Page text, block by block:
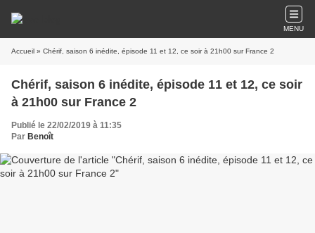
MENU
Accueil » Chérif, saison 6 inédite, épisode 11 et 12, ce soir à 21h00 sur France 2
Chérif, saison 6 inédite, épisode 11 et 12, ce soir
à 21h00 sur France 2
Publié le 22/02/2019 à 11:35
Par Benoît